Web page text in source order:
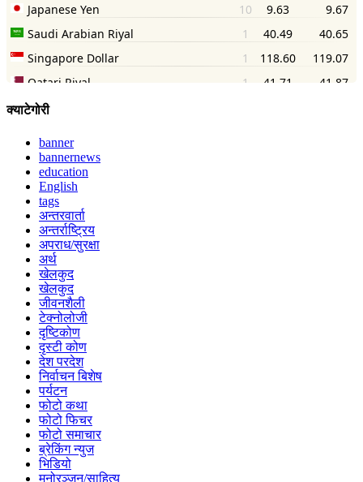
क्याटेगोरी
banner
bannernews
education
English
tags
अन्तरवार्ता
अन्तर्राष्ट्रिय
अपराध/सुरक्षा
अर्थ
खेलकुद
खेलकुद
जीवनशैली
टेक्नोलोजी
दृष्टिकोण
दृस्टी कोण
देश परदेश
निर्वाचन बिशेष
पर्यटन
फोटो कथा
फोटो फिचर
फोटो समाचार
ब्रेकिंग न्युज
भिडियो
मनोरञ्जन/साहित्य